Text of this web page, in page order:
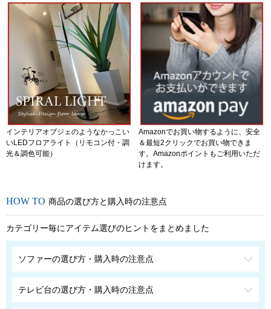
インテリアオブジェのようなかっこい
いLEDフロアライト（リモコン付・調
光＆調色可能）
Amazonでお買い物するように、安全
＆最短2クリックでお買い物できま
す。Amazonポイントもご利用いただ
けます。
商品の選び方と購入時の注意点
カテゴリー毎にアイテム選びのヒントをまとめました
ソファーの選び方・購入時の注意点
テレビ台の選び方・購入時の注意点